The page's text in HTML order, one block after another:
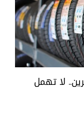
لا تهمل